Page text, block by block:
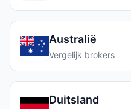
Australië
Vergelijk brokers
Duitsland